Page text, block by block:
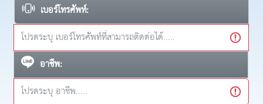
เบอร์โทรศัพท์:
อาชีพ: